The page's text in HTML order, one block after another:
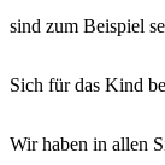
sind zum Beispiel
Sich für das Kind
Wir haben in allen